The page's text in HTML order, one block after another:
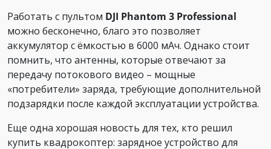
Работать с пультом DJI Phantom 3 Professional
можно бесконечно, благо это позволяет
аккумулятор с ёмкостью в 6000 мАч. Однако стоит
помнить, что антенны, которые отвечают за
передачу потокового видео – мощные
«потребители» заряда, требующие дополнительной
подзарядки после каждой эксплуатации устройства.
Еще одна хорошая новость для тех, кто решил
купить квадрокоптер: зарядное устройство для